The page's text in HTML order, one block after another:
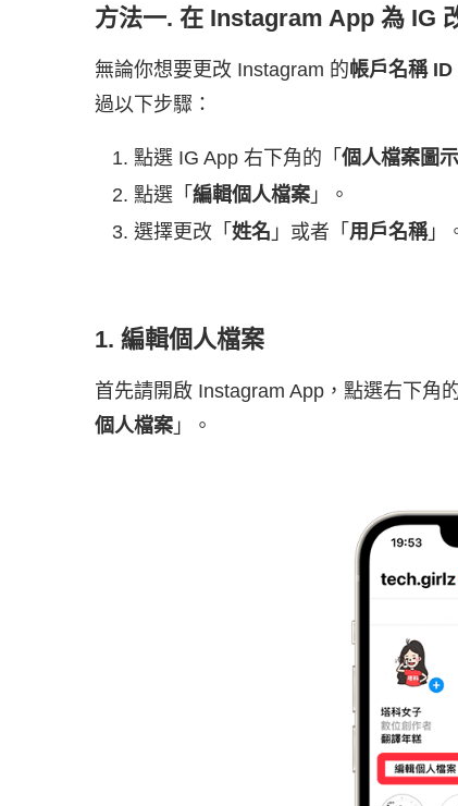
方法一. 在 Instagram App 為 IG
無論你想要更改 Instagram 的帳戶名稱 ID
過以下步驟：
點選 IG App 右下角的「 個人檔案圖示
點選「 編輯個人檔案 」。
選擇更改「 姓名 」或者「 用戶名稱」
1. 編輯個人檔案
首先請開啟 Instagram App，點選右下角
個人檔案 」。